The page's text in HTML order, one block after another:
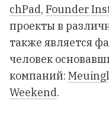
chPad, Founder
проекты в
также является
человек
компаний:
Weekend.